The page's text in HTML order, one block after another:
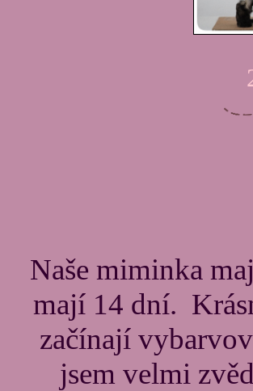
Naše miminka
mají 14 dní.
začínají
jsem velmi